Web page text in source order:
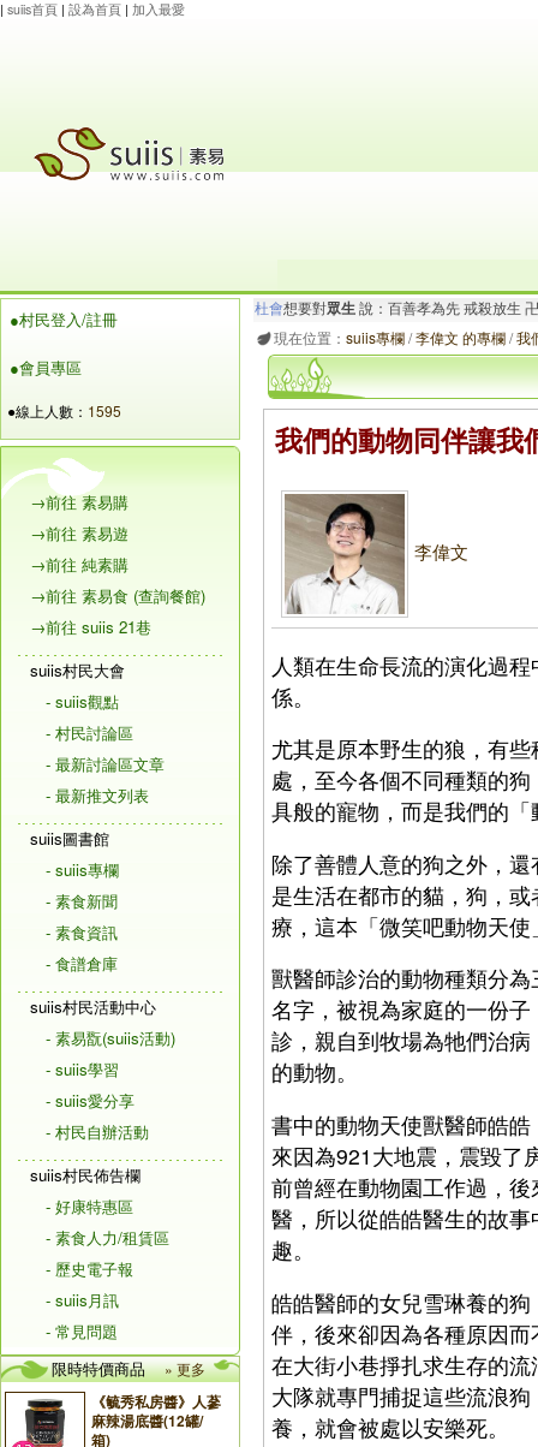
| suiis首頁 | 設為首頁 | 加入最愛
●村民登入/註冊
●會員專區
●線上人數： 1595
→前往 素易購
→前往 素易遊
→前往 純素購
→前往 素易食 (查詢餐館)
→前往 suiis 21巷
suiis村民大會
- suiis觀點
- 村民討論區
- 最新討論區文章
- 最新推文列表
suiis圖書館
- suiis專欄
- 素食新聞
- 素食資訊
- 食譜倉庫
suiis村民活動中心
- 素易翫(suiis活動)
- suiis學習
- suiis愛分享
- 村民自辦活動
suiis村民佈告欄
- 好康特惠區
- 素食人力/租賃區
- 歷史電子報
- suiis月訊
- 常見問題
限時特價商品
» 更多
《毓秀私房醬》人蔘
麻辣湯底醬(12罐/
箱)
杜會想要對眾生說：百善孝為先 戒殺放生
現在位置： suiis專欄/李偉文 的專欄/我
我們的動物同伴讓我
李偉文
人類在生命長流的演化過
係。
尤其是原本野生的狼，有
處，至今各個不同種類的
具般的寵物，而是我們的
除了善體人意的狗之外，
是生活在都市的貓，狗，
療，這本「微笑吧動物天
獸醫師診治的動物種類分
名字，被視為家庭的一份
診，親自到牧場為牠們治
的動物。
書中的動物天使獸醫師皓
來因為921大地震，震毀了
前曾經在動物園工作過，
醫，所以從皓皓醫生的故
趣。
皓皓醫師的女兒雪琳養的
伴，後來卻因為各種原因
在大街小巷掙扎求生存的
大隊就專門捕捉這些流浪
養，就會被處以安樂死。